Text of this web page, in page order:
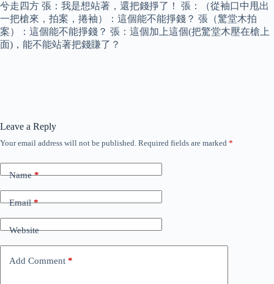
兮走四方 張：我是想站著，還把錢掙了！ 張：（從袖口中甩出
一把槍來，拍案，捲袖）：這個能不能掙錢？ 張（驚堂木拍
案）：這個能不能掙錢？ 張：這個加上這個(把驚堂木壓在槍上
面)，能不能站著把錢賺了？
Leave a Reply
Your email address will not be published. Required fields are marked *
Name*
Email*
Website
Add Comment *